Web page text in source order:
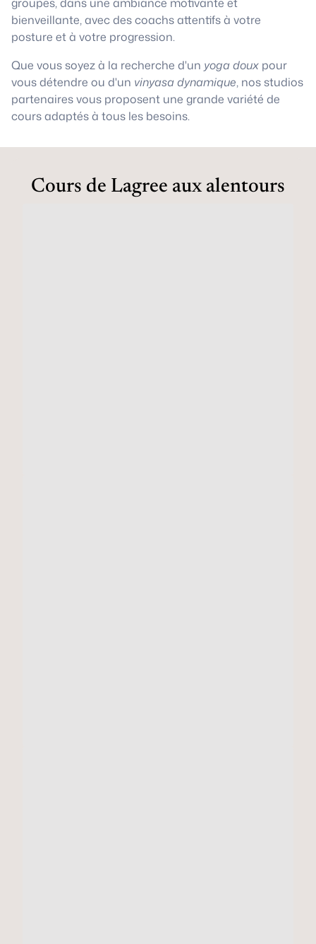
bienveillante, avec des coachs attentifs à votre
posture et à votre progression.
Que vous soyez à la recherche d'un yoga doux pour
vous détendre ou d'un vinyasa dynamique, nos studios
partenaires vous proposent une grande variété de
cours adaptés à tous les besoins.
Cours de Lagree aux alentours